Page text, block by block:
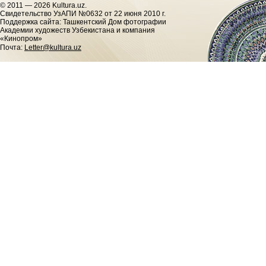
© 2011 — 2026 Kultura.uz.
Cвидетельство УзАПИ №0632 от 22 июня 2010 г.
Поддержка сайта: Ташкентский Дом фотографии
Академии художеств Узбекистана и компания
«Кинопром»
Почта: Letter@kultura.uz